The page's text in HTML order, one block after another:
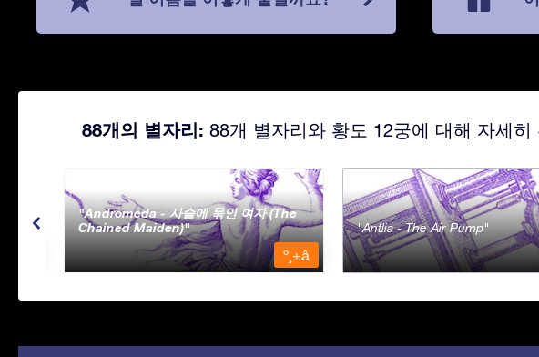
88개의 별자리: 88개 별자리와 황도 12궁에 대해 자세히
Andromeda - 사슬에 묶인 여자 (The
Chained Maiden)
º¸±â
Antlia - The Air Pump